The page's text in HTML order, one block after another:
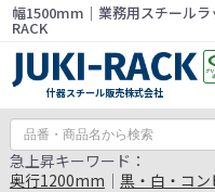
幅1500mm｜業務用スチール
RACK
什器スチール販売株式会社
急上昇キーワード：
奥行1200mm ｜ 黒・白・コン